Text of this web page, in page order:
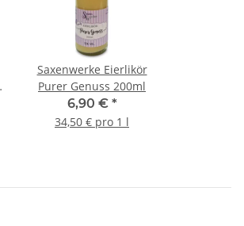
Saxenwerke Eierlikör
Purer Genuss 200ml
6,90 € *
34,50 € pro 1 l